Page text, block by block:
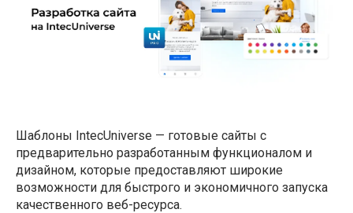
Шаблоны IntecUniverse — готовые сайты с
предварительно разработанным функционалом и
дизайном, которые предоставляют широкие
возможности для быстрого и экономичного запуска
качественного веб-ресурса.